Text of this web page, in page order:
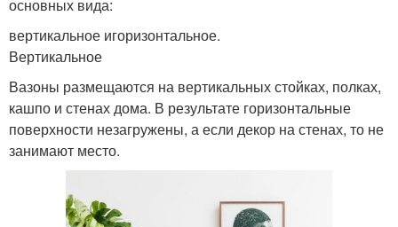
основных вида:
вертикальное игоризонтальное.
Вертикальное
Вазоны размещаются на вертикальных стойках, полках,
кашпо и стенах дома. В результате горизонтальные
поверхности незагружены, а если декор на стенах, то не
занимают место.